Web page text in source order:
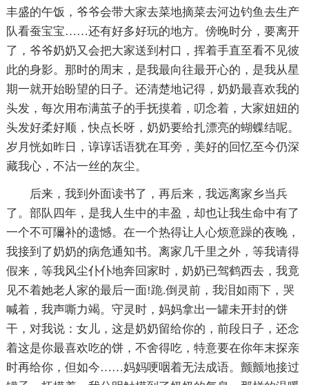
丰盛的午饭，爷爷会带大家去菜地摘菜去河边钓鱼去生产
队看蚕宝宝……还有好多好玩的地方。傍晚时分，要离开
了，爷爷奶奶又会把大家送到村口，挥着手直至看不见彼
此的身影。那时的周末，是我最向往最开心的，是我从星
期一就开始盼望的日子。还清楚地记得，奶奶最喜欢我的
头发，每次用布满茧子的手抚摸着，叨念着，大家妞妞的
头发好柔好顺，快点长呀，奶奶要给扎漂亮的蝴蝶结呢。
岁月恍如昨日，谆谆话语犹在耳旁，美好的回忆至今仍深
藏我心，不沾一丝的灰尘。
后来，我到外面读书了，再后来，我远离家乡当兵
了。部队四年，是我人生中的丰盈，却也让我生命中有了
一个不可隬补的遗憾。在一个热得让人心烦意躁的夜晚，
我接到了奶奶的病危通知书。离家几千里之外，等我请得
假来，等我风尘仆仆地奔回家时，奶奶已驾鹤西去，我竟
见不着她老人家的最后一面!跪.倒灵前，我泪如雨下，哭
喊着，我声嘶力竭。守灵时，妈妈拿出一罐未开封的饼
干，对我说：女儿，这是奶奶留给你的，前段日子，还念
着这是你最喜欢吃的饼，不舍得吃，特意要在你年末探亲
时再给你，但如今……妈妈哽咽着无法成语。颤颤地接过